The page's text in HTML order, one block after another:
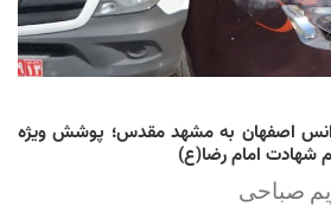
اورژانس اصفهان به مشهد مقدس؛ پوشش ویژه
شهادت امام رضا(ع)
صباحی